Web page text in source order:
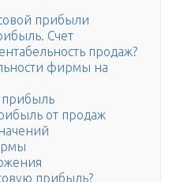
прибыли
Счет
продаж?
фирмы на
прибыль
от продаж
прибыль?